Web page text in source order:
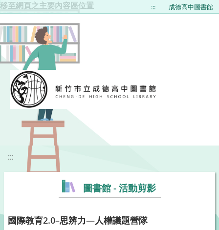
移至網頁之主要內容區位置 ::: 成德高中圖書館
:::
圖書館 - 活動剪影
國際教育2.0–思辨力—人權議題營隊